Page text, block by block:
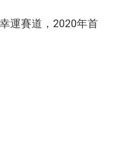
運賽道， 2020年首